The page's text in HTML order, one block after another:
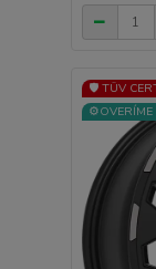
🛡️ TÜV
⚙️OVERÍME